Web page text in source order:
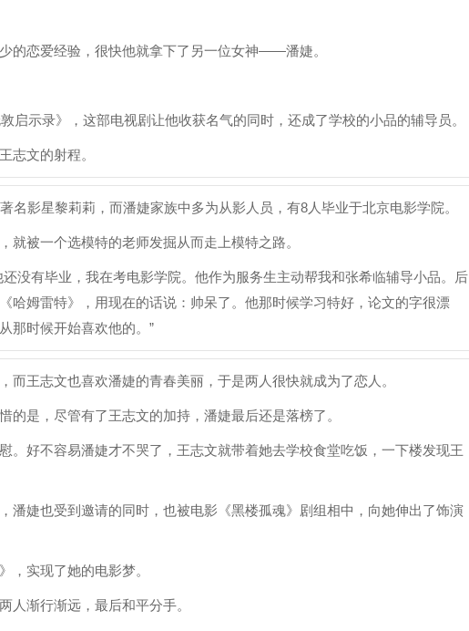
的恋爱经验，很快他就拿下了另一位女神——潘婕。
启示录》，这部电视剧让他收获名气的同时，还成了学校的小品的辅导员。
志文的射程。
名影星黎莉莉，而潘婕家族中多为从影人员，有8人毕业于北京电影学院。
被一个选模特的老师发掘从而走上模特之路。
没有毕业，我在考电影学院。他作为服务生主动帮我和张希临辅导小品。后
哈姆雷特》，用现在的话说：帅呆了。他那时候学习特好，论文的字很漂
那时候开始喜欢他的。”
而王志文也喜欢潘婕的青春美丽，于是两人很快就成为了恋人。
是，尽管有了王志文的加持，潘婕最后还是落榜了。
。好不容易潘婕才不哭了，王志文就带着她去学校食堂吃饭，一下楼发现王
潘婕也受到邀请的同时，也被电影《黑楼孤魂》剧组相中，向她伸出了饰演
，实现了她的电影梦。
人渐行渐远，最后和平分手。